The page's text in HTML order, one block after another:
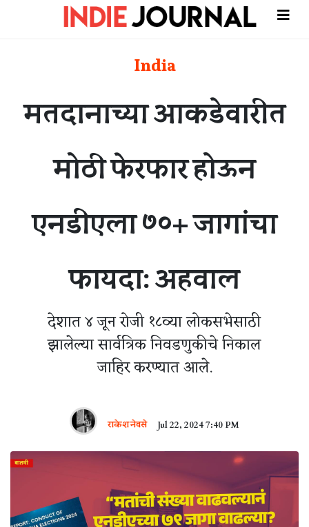
India
मतदानाच्या आकडेवारीत
मोठी फेरफार होऊन
एनडीएला ७०+ जागांचा
फायदा: अहवाल
देशात ४ जून रोजी १८व्या लोकसभेसाठी
झालेल्या सार्वत्रिक निवडणुकीचे निकाल
जाहिर करण्यात आले.
राकेश नेवसे Jul 22, 2024 7:40 PM